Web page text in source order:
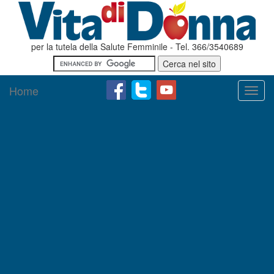
per la tutela della Salute Femminile - Tel. 366/3540689
Home